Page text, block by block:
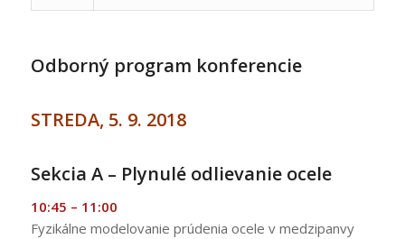
Odborný program konferencie
STREDA, 5. 9. 2018
Sekcia A – Plynulé odlievanie ocele
10:45 – 11:00
Fyzikálne modelovanie prúdenia ocele v medzipanvy